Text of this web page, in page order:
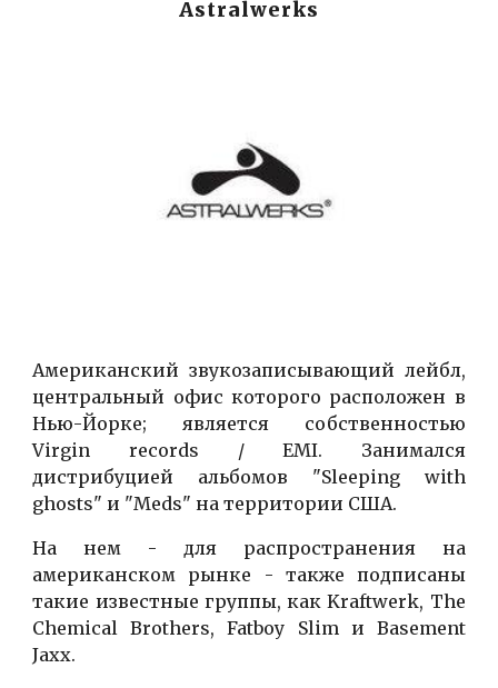
Astralwerks
Американский звукозаписывающий лейбл,
центральный офис которого расположен в
Нью-Йорке; является собственностью
Virgin records / EMI. Занимался
дистрибуцией альбомов "Sleeping with
ghosts" и "Meds" на территории США.
На нем - для распространения на
американском рынке - также подписаны
такие известные группы, как Kraftwerk, The
Сhemical Вrothers, Fatboy Slim и Basement
Jaxx.